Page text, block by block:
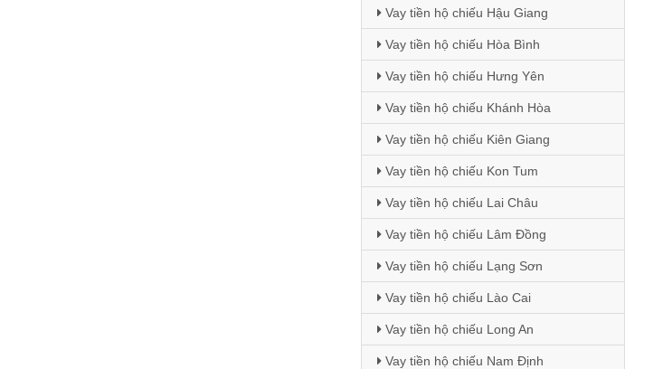
Vay tiền hộ chiếu Hậu Giang
Vay tiền hộ chiếu Hòa Bình
Vay tiền hộ chiếu Hưng Yên
Vay tiền hộ chiếu Khánh Hòa
Vay tiền hộ chiếu Kiên Giang
Vay tiền hộ chiếu Kon Tum
Vay tiền hộ chiếu Lai Châu
Vay tiền hộ chiếu Lâm Đồng
Vay tiền hộ chiếu Lạng Sơn
Vay tiền hộ chiếu Lào Cai
Vay tiền hộ chiếu Long An
Vay tiền hộ chiếu Nam Định